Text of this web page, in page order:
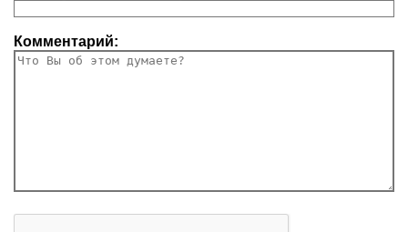
Комментарий: